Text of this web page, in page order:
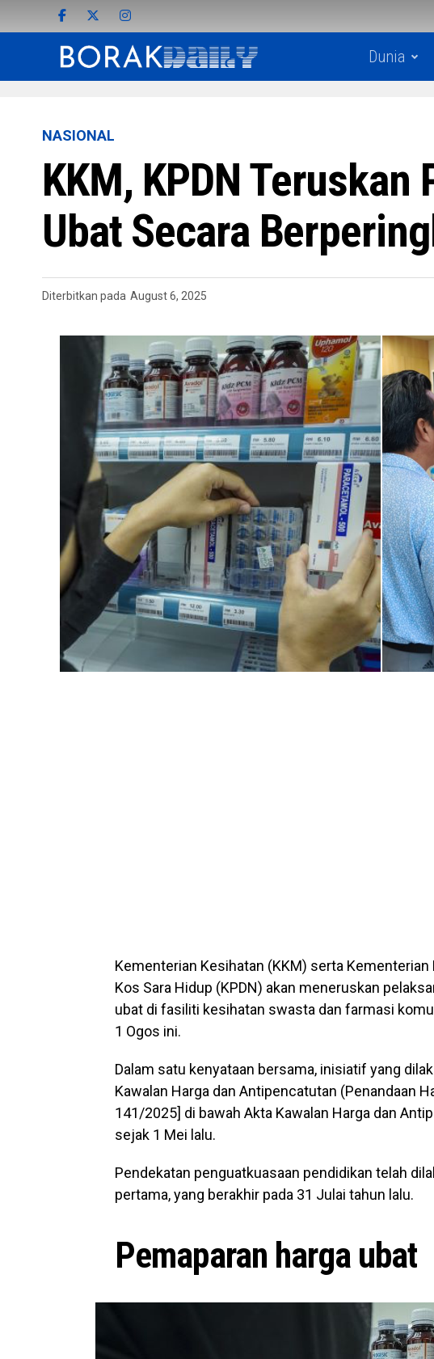
Dunia
NASIONAL
KKM, KPDN
Ubat Secara
Diterbitkan pada August 6, 2025
Kementerian Kesihatan (KKM) serta Kementerian
Kos Sara Hidup (KPDN) akan meneruskan
ubat di fasiliti kesihatan swasta dan farmasi
1 Ogos ini.
Dalam satu kenyataan bersama, inisiatif yang
Kawalan Harga dan Antipencatutan (Penandaan
141/2025] di bawah Akta Kawalan Harga dan
sejak 1 Mei lalu.
Pendekatan penguatkuasaan pendidikan telah
pertama, yang berakhir pada 31 Julai tahun lalu.
Pemaparan harga ubat